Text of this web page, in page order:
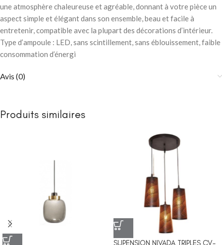
une atmosphère chaleureuse et agréable, donnant à votre pièce un
aspect simple et élégant dans son ensemble, beau et facile à
entretenir, compatible avec la plupart des décorations d’intérieur.
Type d’ampoule : LED, sans scintillement, sans éblouissement, faible
consommation d’énergi
Avis (0)
Produits similaires
SUPENSION NIVADA TRIPLES CV-